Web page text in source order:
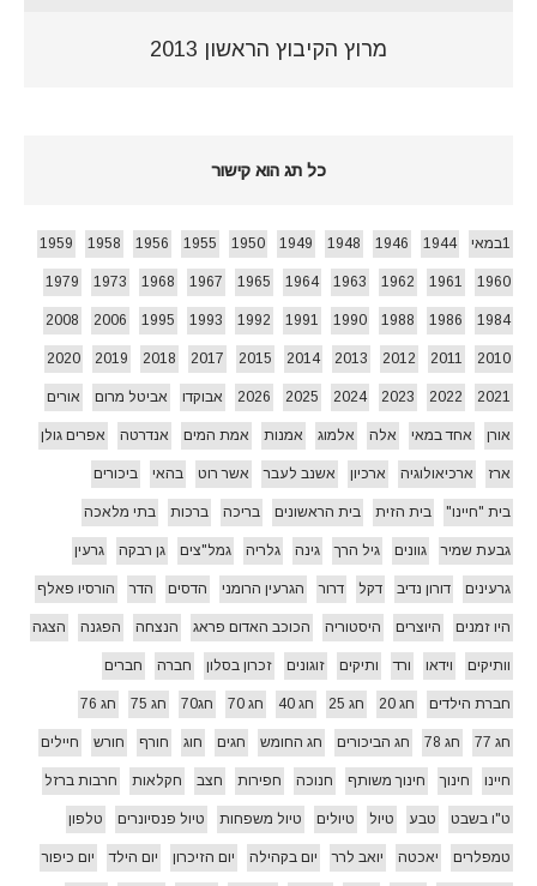
מרוץ הקיבוץ הראשון 2013
כל תג הוא קישור
1במאי 1944
1946
1948
1949
1950
1955
1956
1958
1959
1960
1961
1962
1963
1964
1965
1967
1968
1973
1979
1984
1986
1988
1990
1991
1992
1993
1995
2006
2008
2010
2011
2012
2013
2014
2015
2017
2018
2019
2020
2021
2022
2023
2024
2025
2026 אבוקדו אביטל מרום אורים
אורן אחד במאי אלה אלמוג אמנות אמת המים אנדרטה אפרים גולן
ארז ארכיאולוגיה ארכיון אשנב לעבר אשר רוט בהאי ביכורים
בית "חיינו" בית הזית בית הראשונים בריכה ברכות בתי מלאכה
גבעת שמיר גוונים גיל הרך גינה גלריה גמל"צים גן רבקה גרעין
גרעינים דורון נדיב דקל דרור הגרעין הרומני הדסים הדר הורסיו פאלף
היו זמנים היוצרים היסטוריה הכוכב האדום פראג הנצחה הפגנה הצגה
וותיקים וידאו ורד ותיקים זוגונים זכרון בסלון חברה חברים
חברת הילדים חג 20 חג 25 חג 40 חג 70 חג70 חג 75 חג 76
חג 77 חג 78 חג הביכורים חג החומש חגים חוג חורף חורש חיילים
חיינו חינוך חינוך משותף חנוכה חפירות חצב חקלאות חרבות ברזל
ט"ו בשבט טבע טיול טיולים טיול משפחות טיול פנסיונרים טלפון
טמפלרים יאכטה יואב לרר יום בקהילה יום הזיכרון יום הילד יום כיפור